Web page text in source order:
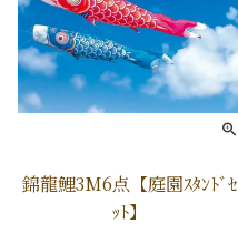
錦龍鯉3M6点【庭園ｽﾀﾝﾄﾞｾ
ｯﾄ】